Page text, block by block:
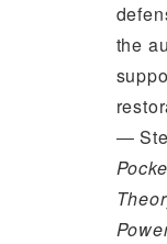
the
―